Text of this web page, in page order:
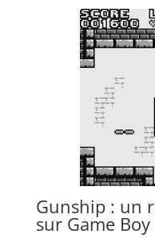
Gunship : un
sur Game Boy